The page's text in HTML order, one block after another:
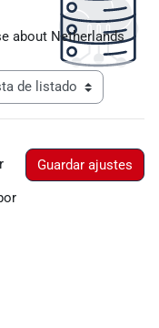
about Netherlands
de navegación